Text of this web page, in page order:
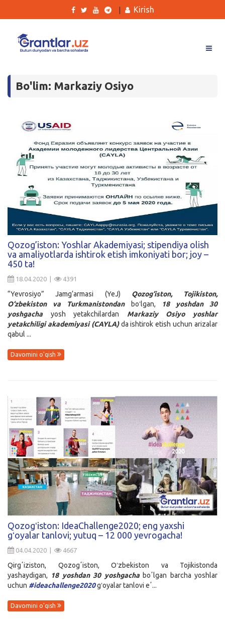
Tanlovlar
Kurslar
Blog
Yana
Qidirish
Kirish
Bo'lim: Markaziy Osiyo
Qozog’iston: Yoshlar Akademiyasi; stipendiya olish
va amaliyotlarda ishtirok etish imkoniyati bor; joy –
450 ta!
18.04.2020 | 4391
“Yevrosiyo” Jamg‘armasi (YeJ) Qozog‘iston, Tojikiston,
O‘zbekiston va Turkmanistondanboʻlgan,
18 yoshdan 30
yoshgacha yosh yetakchilardan Markaziy Osiyo yoshlar
yetakchiligi akademiyasi (CAYLA)da ishtirok etish uchun arizalar
qabul ...
Davomini o'qish
Qozogʻiston: IdeaChallenge2020; eng yaxshi
gʻoyalar tanlovi; yutuq – 12 000 yevrogacha!
04.04.2020 | 4667
Qirgʼiziston, Qozogʼiston, Oʻzbekiston va Tojikistonda
yashaydigan,
18 yoshdan 30 yoshgachaboʼlgan barcha yoshlar
uchun #ideachallenge2020gʻoyalar tanlovi eʼ...
Davomini o'qish